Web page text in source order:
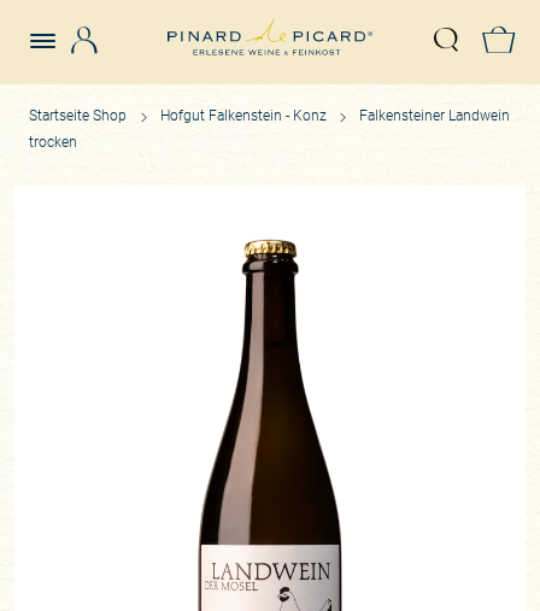
Suche
Startseite Shop Hofgut Falkenstein - Konz
Falkensteiner Landwein
trocken